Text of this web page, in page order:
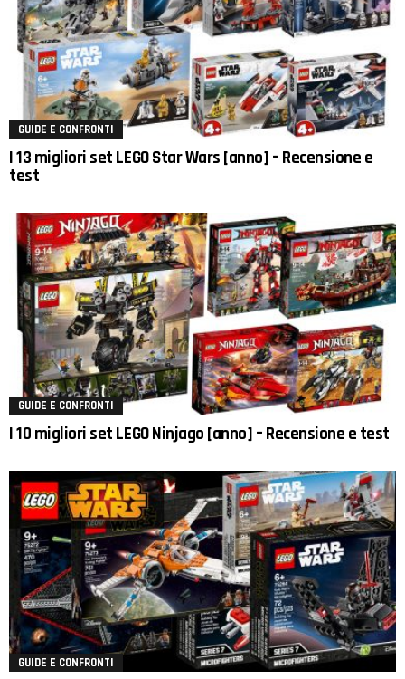
GUIDE E CONFRONTI
I 13 migliori set LEGO Star Wars [anno] – Recensione e
test
GUIDE E CONFRONTI
I 10 migliori set LEGO Ninjago [anno] – Recensione e test
GUIDE E CONFRONTI